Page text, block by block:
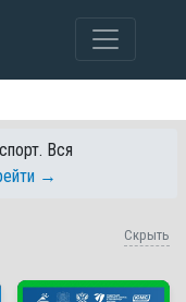
Вся
→
Скрыть